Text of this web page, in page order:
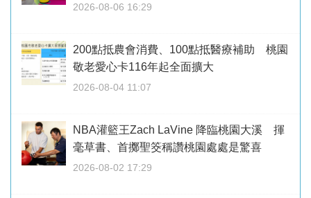
2026-08-06 16:29
200點抵農會消費、100點抵醫療補助 桃園
敬老愛心卡116年起全面擴大
2026-08-04 11:07
NBA灌籃王Zach LaVine 降臨桃園大溪 揮
毫草書、首擲聖筊稱讚桃園處處是驚喜
2026-08-02 17:29